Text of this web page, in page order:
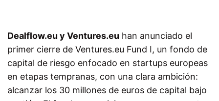
Dealflow.eu y Ventures.eu han anunciado el
primer cierre de Ventures.eu Fund I, un fondo de
capital de riesgo enfocado en startups europeas
en etapas tempranas, con una clara ambición:
alcanzar los 30 millones de euros de capital bajo